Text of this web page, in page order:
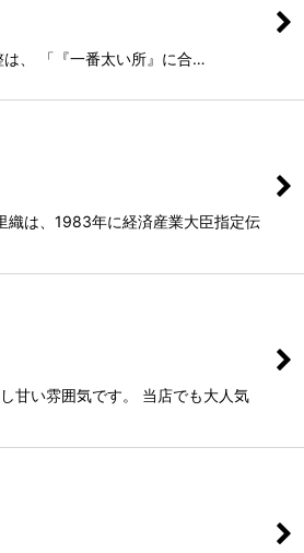
、 「『一番太い所』に合…
織は、1983年に経済産業大臣指定伝
甘い雰囲気です。 当店でも大人気